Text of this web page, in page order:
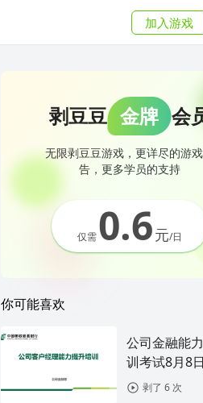
加入游戏
剥豆豆 金牌 会
无限剥豆豆游戏，更详尽的游
告，更多学员的支持
仅需0.6元/日
你可能喜欢
公司金融能
训考试8月8日
剥了 6 次